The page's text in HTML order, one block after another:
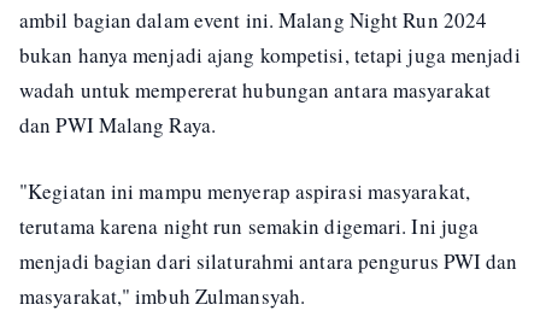
ambil bagian dalam event ini. Malang Night Run 2024
bukan hanya menjadi ajang kompetisi, tetapi juga menjadi
wadah untuk mempererat hubungan antara masyarakat
dan PWI Malang Raya.
"Kegiatan ini mampu menyerap aspirasi masyarakat,
terutama karena night run semakin digemari. Ini juga
menjadi bagian dari silaturahmi antara pengurus PWI dan
masyarakat," imbuh Zulmansyah.